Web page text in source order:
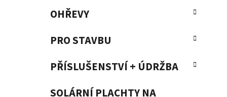
OHŘEVY
PRO STAVBU
PŘÍSLUŠENSTVÍ + ÚDRŽBA
SOLÁRNÍ PLACHTY NA